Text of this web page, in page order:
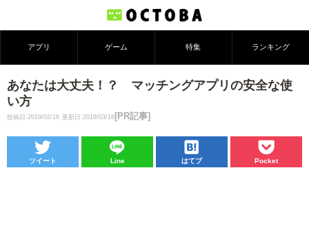
アプリ ゲーム 特集 ランキング
あなたは大丈夫！？ マッチングアプリの安全な使
い方
投稿日:2019/02/16 更新日:2019/03/16 [PR記事]
ツイート Line はてブ Pocket